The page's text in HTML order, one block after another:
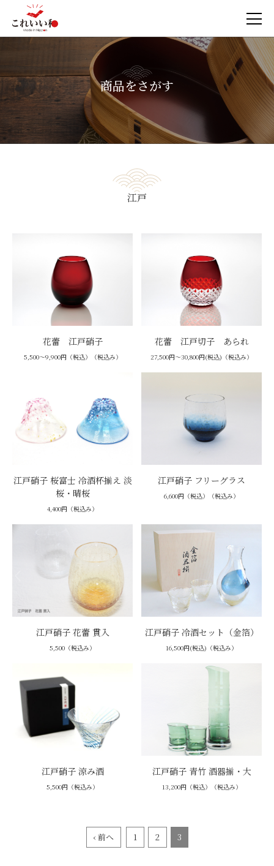
商品をさがす
江戸
花蕾 江戸硝子
5,500～9,900円（税込）（税込み）
花蕾 江戸切子 あられ
27,500円～30,800円(税込)（税込み）
江戸硝子 桜富士 冷酒杯揃え 淡
桜・晴桜
4,400円（税込み）
江戸硝子 フリーグラス
6,600円（税込）（税込み）
江戸硝子 花蕾 貫入
5,500（税込み）
江戸硝子 冷酒セット（金箔）
16,500円(税込)（税込み）
江戸硝子 涼み酒
5,500円（税込み）
江戸硝子 青竹 酒器揃・大
13,200円（税込）（税込み）
‹ 前へ 1 2 3